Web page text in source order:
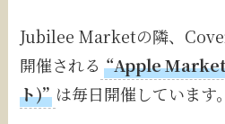
Jubilee Marketの隣、
開催される “Apple
ト)” は毎日開催しています。